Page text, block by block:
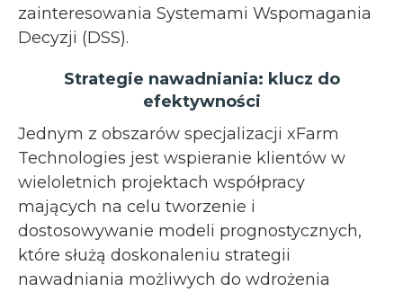
zainteresowania Systemami Wspomagania
Decyzji (DSS).
Strategie nawadniania: klucz do
efektywności
Jednym z obszarów specjalizacji xFarm
Technologies jest wspieranie klientów w
wieloletnich projektach współpracy
mających na celu tworzenie i
dostosowywanie modeli prognostycznych,
które służą doskonaleniu strategii
nawadniania możliwych do wdrożenia